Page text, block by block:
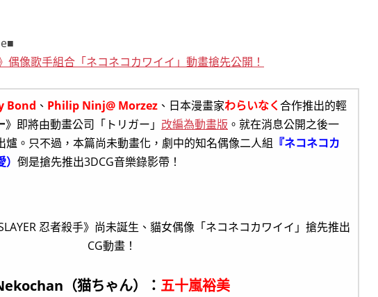
偶像歌手組合「ネコネコカワイイ」動畫搶先公開！
Bond 、 Philip Ninj@ Morzez 、日本漫畫家わらいなく合作推出的輕
》即將由動畫公司「トリガー」 改編為動畫版 。就在消息公開之後一
爐。只不過，本篇尚未動畫化，劇中的知名偶像二人組 『ネコネコカ
倒是搶先推出3DCG音樂錄影帶！
（猫ちゃん）： 五十嵐裕美